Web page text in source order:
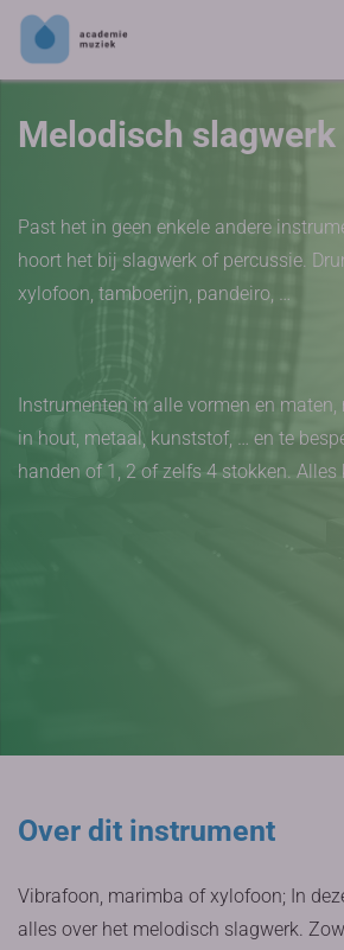
Melodisch slagwerk
Past het in geen enkele andere
hoort het bij slagwerk of percussie.
xylofoon, tamboerijn, pandeiro, …
Instrumenten in alle vormen en maten,
in hout, metaal, kunststof, … en te
handen of 1, 2 of zelfs 4 stokken. Alles
Over dit instrument
Vibrafoon, marimba of xylofoon; In
alles over het melodisch slagwerk.